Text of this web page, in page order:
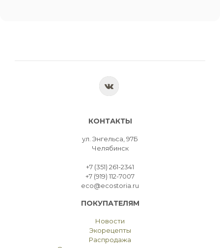
КОНТАКТЫ
ул. Энгельса, 97Б
Челябинск
+7 (351) 261-2341
+7 (919) 112-7007
eco@ecostoria.ru
ПОКУПАТЕЛЯМ
Новости
Экорецепты
Распродажа